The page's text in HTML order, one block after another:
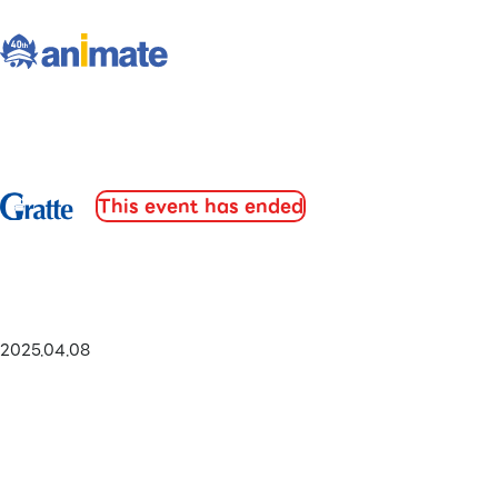
This event has ended
2025.04.08